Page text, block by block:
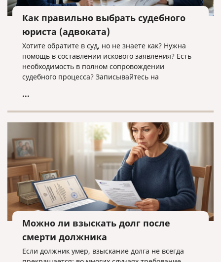
Как правильно выбрать судебного
юриста (адвоката)
Хотите обратите в суд, но не знаете как? Нужна
помощь в составлении искового заявления? Есть
необходимость в полном сопровождении
судебного процесса? Записывайтесь на
cлово» по адресу law@pravoislovo.ru
...
Можно ли взыскать долг после
смерти должника
Если должник умер, взыскание долга не всегда